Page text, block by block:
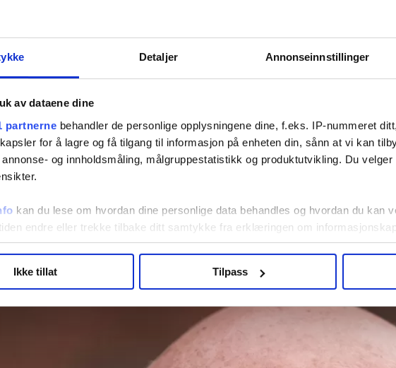
Detaljer Annonseinnstillinger
av dataene dine
partnerne behandler de personlige opplysningene dine, f.eks. IP-nummeret
for å lagre og få tilgang til informasjon på enheten din, sånn at vi kan
og innholdsmåling, målgruppestatistikk og produktutvikling. Du
kan du lese om hvordan dine personlige data behandles og hvordan du kan
endre eller trekke tilbake ditt samtykke fra erklæringen om
nettsider blir brukt slik at vi tilby relevant innhold, tilpassede annonser og
Disse er angitt i oversikten lengre ned på denne siden.
Ikke tillat Tilpass